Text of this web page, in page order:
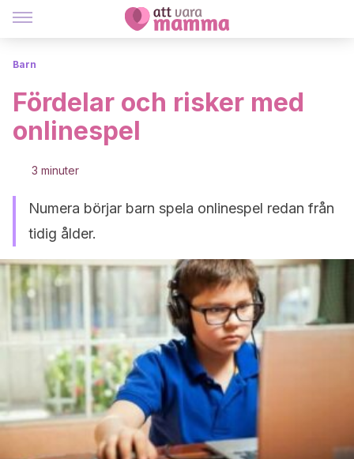
Barn
Fördelar och risker med
onlinespel
3 minuter
Numera börjar barn spela onlinespel redan från
tidig ålder.